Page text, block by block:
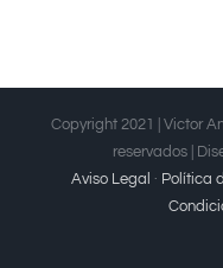
Copyright 2021 | Victor
reservados |
Aviso Legal · Política